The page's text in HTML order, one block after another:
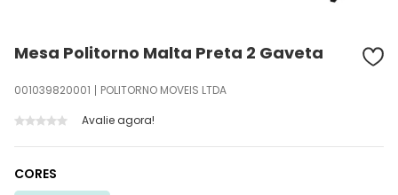
Mesa Politorno Malta Preta 2 Gaveta
001039820001
POLITORNO MOVEIS LTDA
Avalie agora!
CORES